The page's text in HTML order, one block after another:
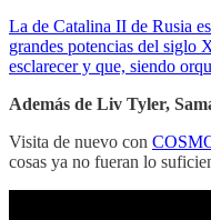
La de Catalina II de Rusia
grandes potencias del siglo
esclarecer y que, siendo
Además de Liv Tyler,
Visita de nuevo con
cosas ya no fueran lo